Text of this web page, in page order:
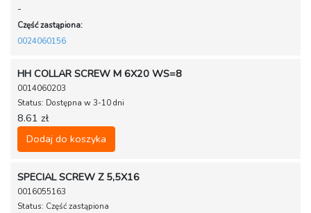
-
Część zastąpiona:
0024060156
HH COLLAR SCREW M 6X20 WS=8
0014060203
Status: Dostępna w 3-10 dni
8.61 zł
Dodaj do koszyka
SPECIAL SCREW Z 5,5X16
0016055163
Status: Część zastąpiona